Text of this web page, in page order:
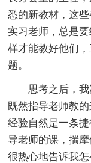
悉的新教材，这
实习老师，总是
样才能教好他们
题。
思考之后，我
既然指导老师教
经验自然是一条
导老师的课，揣
很热心地告诉我